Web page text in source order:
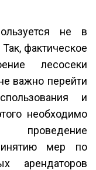
не в
фактическое
лесосеки
важно перейти
и
необходимо
мер по
арендаторов